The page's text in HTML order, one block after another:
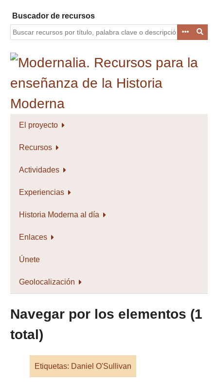
contenido
principal
Buscador de recursos
El proyecto
Recursos
Actividades
Experiencias
Historia Moderna al día
Enlaces
Únete
Geolocalización
Navegar por los elementos (1
total)
Etiquetas: Daniel O'Sullivan